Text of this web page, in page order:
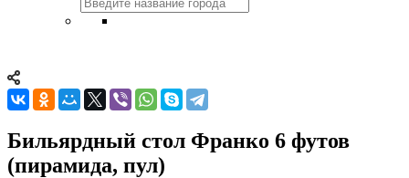
Бильярдный стол Франко 6 футов
(пирамида, пул)